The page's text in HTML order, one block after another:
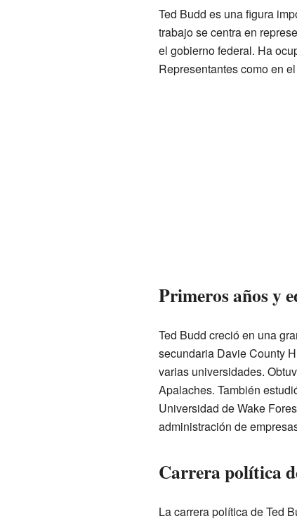
Ted Budd es una figura
trabajo se centra en
el gobierno federal. Ha
Representantes como en
Primeros años y
Ted Budd creció en una
secundaria Davie County
varias universidades.
Apalaches. También
Universidad de Wake
administración de
Carrera política
La carrera política de Ted